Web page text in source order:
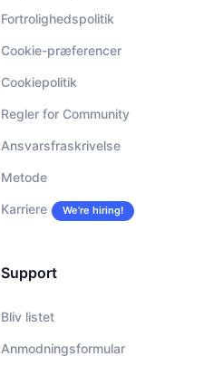
Fortrolighedspolitik
Cookie-præferencer
Cookiepolitik
Regler for Community
Ansvarsfraskrivelse
Metode
Karriere We’re hiring!
Support
Bliv listet
Anmodningsformular